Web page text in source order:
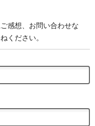
感想、お問い合わせな
ください。